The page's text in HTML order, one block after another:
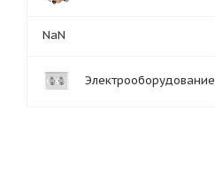
NaN
Электрооборудование